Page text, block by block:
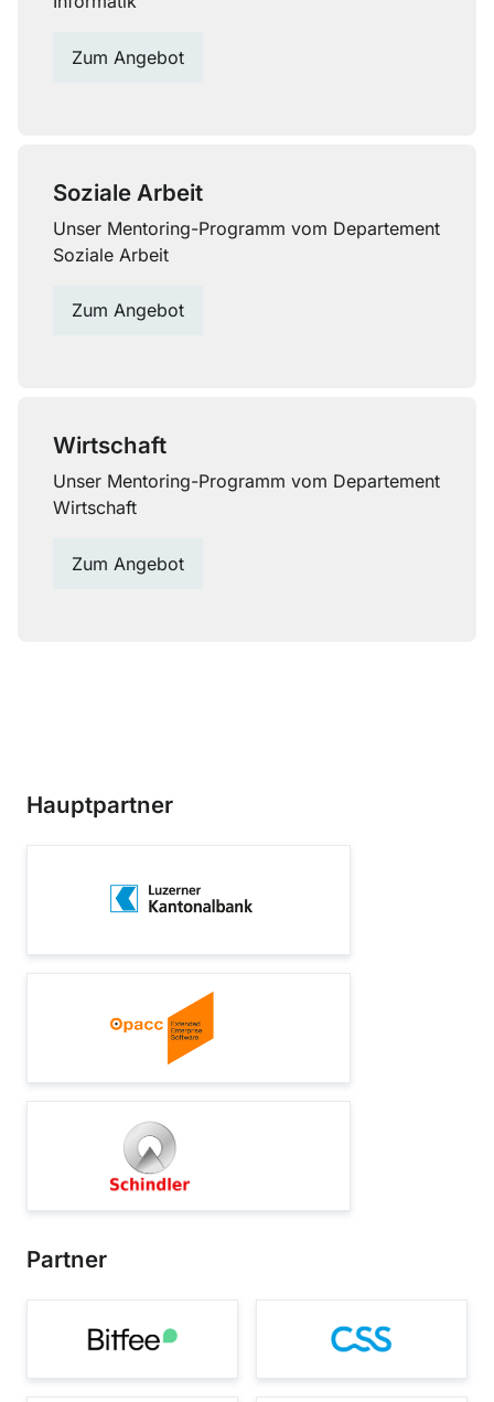
Zum Angebot
Soziale Arbeit
Unser Mentoring-Programm vom Departement
Soziale Arbeit
Zum Angebot
Wirtschaft
Unser Mentoring-Programm vom Departement
Wirtschaft
Zum Angebot
Hauptpartner
Partner